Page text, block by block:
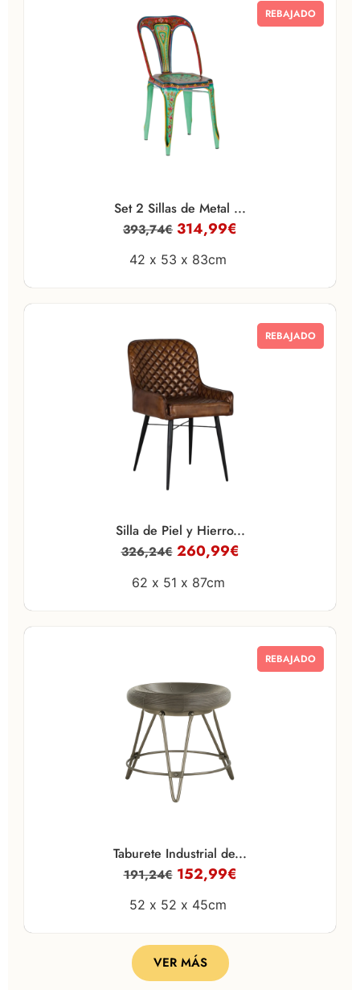
REBAJADO
Set 2 Sillas de Metal ...
393,74€ 314,99€
42 x 53 x 83cm
REBAJADO
Silla de Piel y Hierro...
326,24€ 260,99€
62 x 51 x 87cm
REBAJADO
Taburete Industrial de...
191,24€ 152,99€
52 x 52 x 45cm
VER MÁS